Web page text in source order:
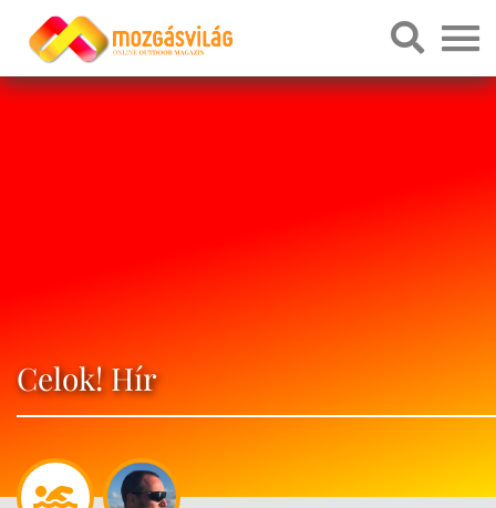
Celok! Hír